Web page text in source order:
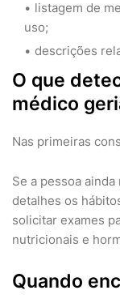
listagem de
uso;
descrições
O que
médico
Nas primeiras
Se a pessoa
detalhes os
solicitar exames
nutricionais e
Quando